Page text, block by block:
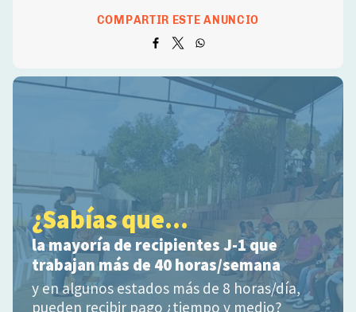
COMPARTIR ESTE ANUNCIO
¿Sabías que...
la mayoría de recipientes J-1 que
trabajan más de 40 horas/semana
y en algunos estados más de 8 horas/día,
pueden recibir pago ¿tiempo y medio?